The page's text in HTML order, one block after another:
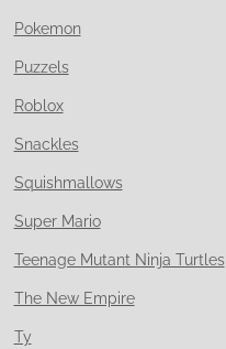
Pokemon
Puzzels
Roblox
Snackles
Squishmallows
Super Mario
Teenage Mutant Ninja Turtles
The New Empire
Ty